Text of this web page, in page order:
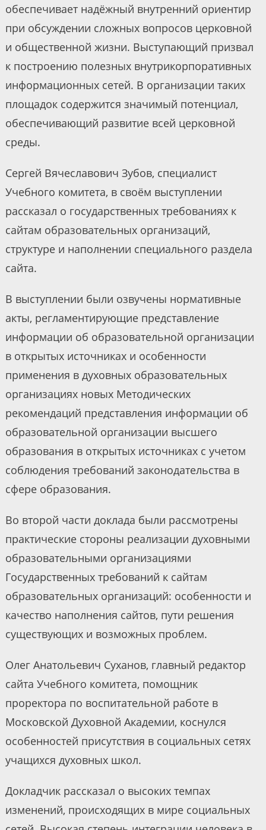
обеспечивает надёжный внутренний ориентир
при обсуждении сложных вопросов церковной
и общественной жизни. Выступающий призвал
к построению полезных внутрикорпоративных
информационных сетей. В организации таких
площадок содержится значимый потенциал,
обеспечивающий развитие всей церковной
среды.
Сергей Вячеславович Зубов, специалист
Учебного комитета, в своём выступлении
рассказал о государственных требованиях к
сайтам образовательных организаций,
структуре и наполнении специального раздела
сайта.
В выступлении были озвучены нормативные
акты, регламентирующие представление
информации об образовательной организации
в открытых источниках и особенности
применения в духовных образовательных
организациях новых Методических
рекомендаций представления информации об
образовательной организации высшего
образования в открытых источниках с учетом
соблюдения требований законодательства в
сфере образования.
Во второй части доклада были рассмотрены
практические стороны реализации духовными
образовательными организациями
Государственных требований к сайтам
образовательных организаций: особенности и
качество наполнения сайтов, пути решения
существующих и возможных проблем.
Олег Анатольевич Суханов, главный редактор
сайта Учебного комитета, помощник
проректора по воспитательной работе в
Московской Духовной Академии, коснулся
особенностей присутствия в социальных сетях
учащихся духовных школ.
Докладчик рассказал о высоких темпах
изменений, происходящих в мире социальных